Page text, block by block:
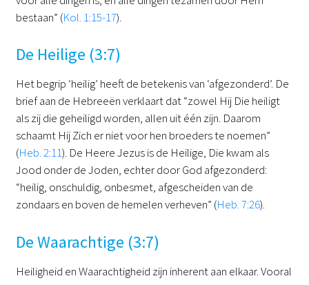
bestaan” (Kol. 1:15-17).
De Heilige (3:7)
Het begrip ‘heilig’ heeft de betekenis van ‘afgezonderd’. De
brief aan de Hebreeën verklaart dat “zowel Hij Die heiligt
als zij die geheiligd worden, allen uit één zijn. Daarom
schaamt Hij Zich er niet voor hen broeders te noemen”
(Heb. 2:11). De Heere Jezus is de Heilige, Die kwam als
Jood onder de Joden, echter door God afgezonderd:
“heilig, onschuldig, onbesmet, afgescheiden van de
zondaars en boven de hemelen verheven” (Heb. 7:26).
De Waarachtige (3:7)
Heiligheid en Waarachtigheid zijn inherent aan elkaar. Vooral